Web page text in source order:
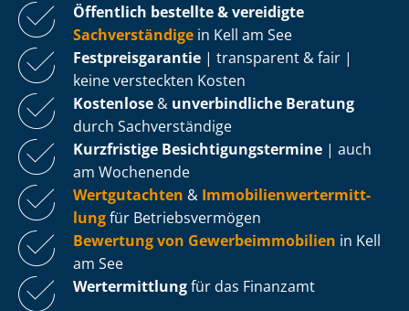
Öffentlich bestellte & vereidigte
Sachverständige in Kell am See
Fest­preis­ga­ran­tie | transparent & fair |
keine versteckten Kosten
Kostenlose & unverbindliche Beratung
durch Sachverständige
Kurzfristige Be­sich­ti­gungs­ter­mi­ne | auch
am Wochenende
Wertgutachten & Im­mo­bi­li­en­wert­ermitt­
lungfür Be­triebs­ver­mö­gen
Bewertung von Ge­wer­be­im­mo­bi­li­en in Kell
am See
Wertermittlungfür das Finanzamt